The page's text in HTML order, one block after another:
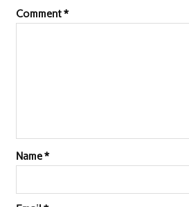
Comment*
Name*